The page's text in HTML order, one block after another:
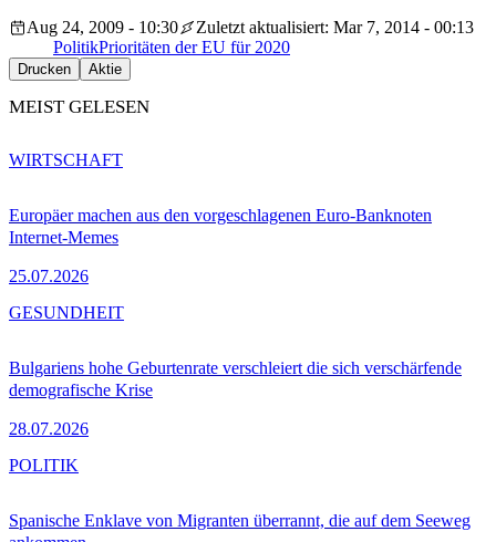
Aug 24, 2009 - 10:30
Zuletzt aktualisiert: Mar 7, 2014 - 00:13
PolitikPrioritäten der EU für 2020
Drucken Aktie
MEIST GELESEN
Europäer machen aus den vorgeschlagenen Euro-Banknoten
Internet-Memes
25.07.2026
WIRTSCHAFT
Bulgariens hohe Geburtenrate verschleiert die sich verschärfende
demografische Krise
28.07.2026
GESUNDHEIT
Spanische Enklave von Migranten überrannt, die auf dem Seeweg
POLITIK